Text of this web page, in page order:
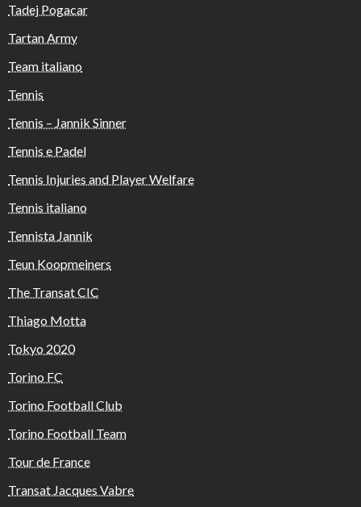
Tadej Pogacar
Tartan Army
Team italiano
Tennis
Tennis – Jannik Sinner
Tennis e Padel
Tennis Injuries and Player Welfare
Tennis italiano
Tennista Jannik
Teun Koopmeiners
The Transat CIC
Thiago Motta
Tokyo 2020
Torino FC
Torino Football Club
Torino Football Team
Tour de France
Transat Jacques Vabre